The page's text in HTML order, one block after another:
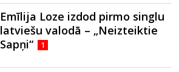
Emīlija Loze izdod pirmo singlu
latviešu valodā – „Neizteiktie
Sapņi“
1